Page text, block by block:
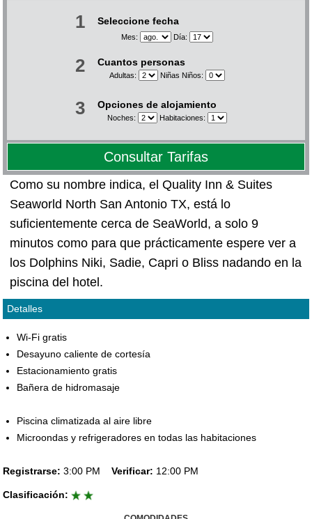
1 Seleccione fecha
Mes: Día:
2 Cuantos personas
Adultas: Niñas Niños:
3 Opciones de alojamiento
Noches: Habitaciones:
Consultar Tarifas
Como su nombre indica, el Quality Inn & Suites
Seaworld North San Antonio TX, está lo
suficientemente cerca de SeaWorld, a solo 9
minutos como para que prácticamente espere ver a
los Dolphins Niki, Sadie, Capri o Bliss nadando en la
piscina del hotel.
Detalles
Wi-Fi gratis
Desayuno caliente de cortesía
Estacionamiento gratis
Bañera de hidromasaje
Piscina climatizada al aire libre
Microondas y refrigeradores en todas las habitaciones
Registrarse: 3:00 PM Verificar: 12:00 PM
Clasificación: